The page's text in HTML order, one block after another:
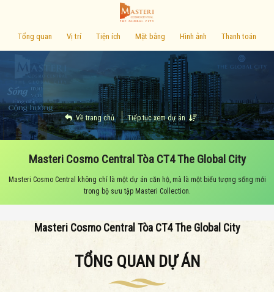
Tổng quan Vị trí Tiện ích Mặt bằng Hình ảnh Thanh toán
Masteri Cosmo Central Tòa CT4 The Global City
Masteri Cosmo Central không chỉ là một dự án căn hộ, mà là một biểu tượng sống mới
trong bộ sưu tập Masteri Collection.
Về trang chủ Tiếp tục xem dự án
Masteri Cosmo Central Tòa CT4 The Global City
TỔNG QUAN DỰ ÁN